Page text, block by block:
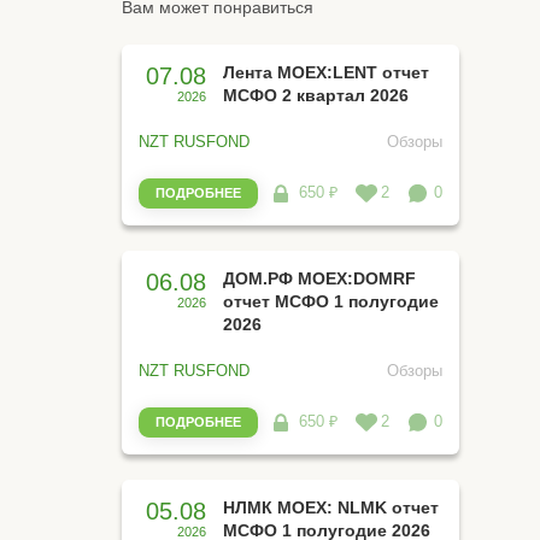
Вам может понравиться
07.08
2026
Лента MOEX:LENT отчет
МСФО 2 квартал 2026
NZT RUSFOND Обзоры
ПОДРОБНЕЕ 650 ₽ 2 0
06.08
2026
ДОМ.РФ MOEX:DOMRF
отчет МСФО 1 полугодие
2026
NZT RUSFOND Обзоры
ПОДРОБНЕЕ 650 ₽ 2 0
05.08
2026
НЛМК MOEX: NLMK отчет
МСФО 1 полугодие 2026